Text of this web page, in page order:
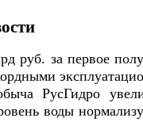
руб. за первое
РусГидро
воды